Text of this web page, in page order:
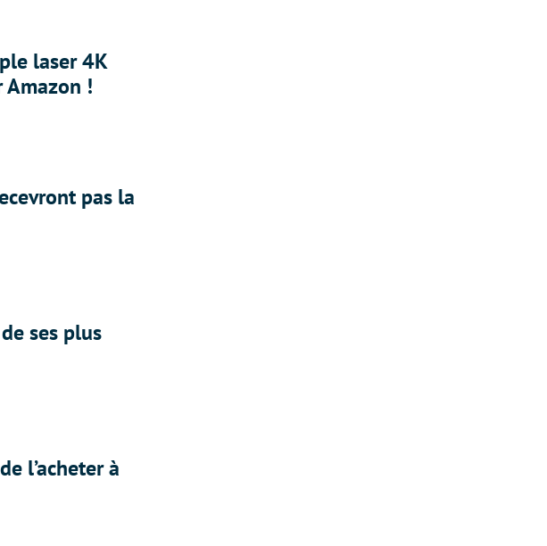
laser 4K
Amazon !
pas la
ses plus
l’acheter à